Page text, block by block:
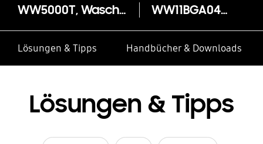
WW5000T, Waschmaschine, 11 kg, EEK: A mit Ecobubble™ WW11BGA049TE
Lösungen & Tipps Handbücher & Downloads
Lösungen & Tipps